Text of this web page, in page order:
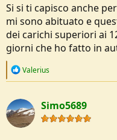
Si si ti capisco anche
mi sono abituato e
dei carichi superiori ai
giorni che ho fatto in
R
c
t
i
o
Valerius
Simo5689